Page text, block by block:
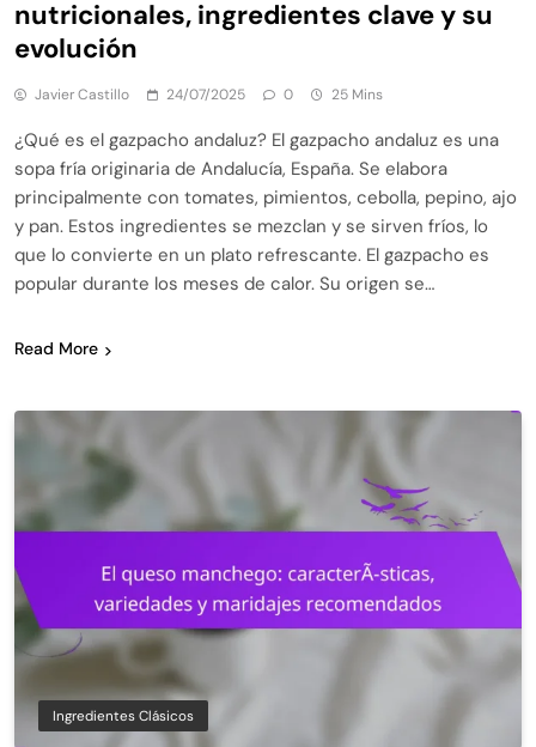
nutricionales, ingredientes clave y su
evolución
Javier Castillo 24/07/2025 0 25 Mins
¿Qué es el gazpacho andaluz? El gazpacho andaluz es una
sopa fría originaria de Andalucía, España. Se elabora
principalmente con tomates, pimientos, cebolla, pepino, ajo
y pan. Estos ingredientes se mezclan y se sirven fríos, lo
que lo convierte en un plato refrescante. El gazpacho es
popular durante los meses de calor. Su origen se…
Read More
Ingredientes Clásicos